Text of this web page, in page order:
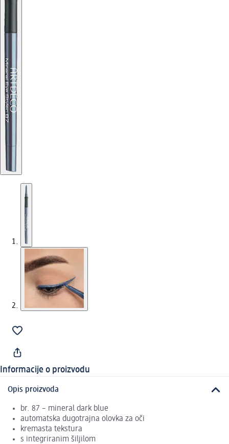
Informacije o proizvodu
Opis proizvoda
br. 87 – mineral dark blue
automatska dugotrajna olovka za oči
kremasta tekstura
s integriranim šiljilom